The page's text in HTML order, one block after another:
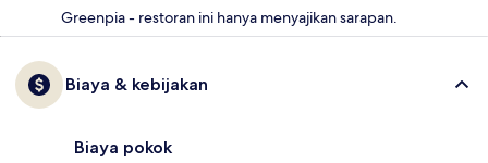
Greenpia - restoran ini hanya menyajikan sarapan.
Biaya & kebijakan
Biaya pokok